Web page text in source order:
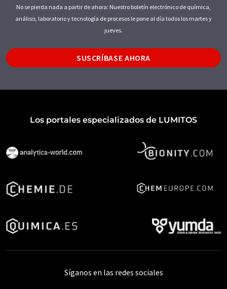
No se pierda nada a partir de ahora: Nuestro boletín electrónico de química,
análisis, laboratorio y tecnología de procesos le pone al día todos los martes y
jueves.
SUSCRÍBASE AHORA
Los portales especializados de LUMITOS
Síganos en las redes sociales